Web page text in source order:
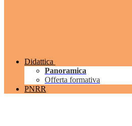
Didattica
Panoramica
Offerta formativa
PNRR